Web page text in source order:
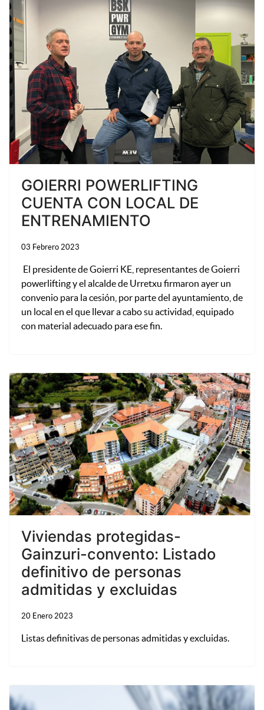
GOIERRI POWERLIFTING
CUENTA CON LOCAL DE
ENTRENAMIENTO
03 Febrero 2023
El presidente de Goierri KE, representantes de Goierri
powerlifting y el alcalde de Urretxu firmaron ayer un
convenio para la cesión, por parte del ayuntamiento, de
un local en el que llevar a cabo su actividad, equipado
con material adecuado para ese fin.
Viviendas protegidas-
Gainzuri-convento: Listado
definitivo de personas
admitidas y excluidas
20 Enero 2023
Listas definitivas de personas admitidas y excluidas.